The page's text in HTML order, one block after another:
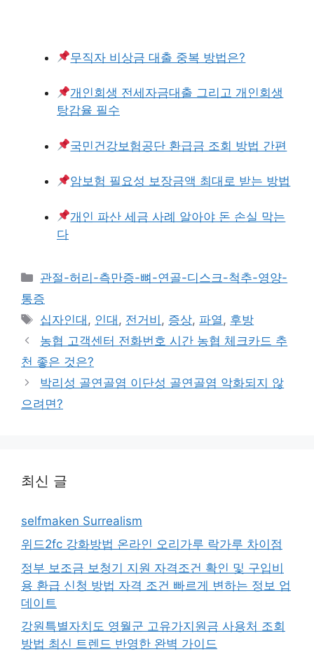
무직자 비상금 대출 중복 방법은?
개인회생 전세자금대출 그리고 개인회생
탕감율 필수
국민건강보험공단 환급금 조회 방법 간편
암보험 필요성 보장금액 최대로 받는 방법
개인 파산 세금 사례 알아야 돈 손실 막는
다
카
테
고
리
관절-허리-측만증-뼈-연골-디스크-척추-영양-
통증
태
그
십자인대 , 인대 , 전거비 , 증상, 파열 , 후방
농협 고객센터 전화번호 시간 농협 체크카드 추
천 좋은 것은?
박리성 골연골염 이단성 골연골염 악화되지 않
으려면?
최신 글
selfmaken Surrealism
위드2fc 강화방법 온라인 오리가루 락가루 차이점
정부 보조금 보청기 지원 자격조건 확인 및 구입비
용 환급 신청 방법 자격 조건 빠르게 변하는 정보 업
데이트
강원특별자치도 영월군 고유가지원금 사용처 조회
방법 최신 트렌드 반영한 완벽 가이드